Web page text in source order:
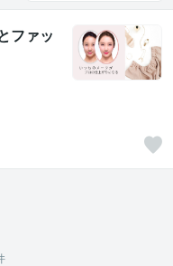
ファッ